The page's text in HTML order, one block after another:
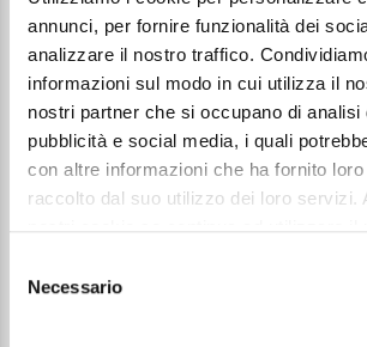
annunci, per fornire funzionalità dei
analizzare il nostro traffico.
informazioni sul modo in cui utilizza il
nostri partner che si occupano di analisi
pubblicità e social media, i quali
con altre informazioni che ha fornito
raccolto dal suo utilizzo dei loro servizi.
delNecessario
Profumi Ambiente
REFILL Profumatore per ambiente e
Muschio 500ml
Profumatore per ambiente ad alta
Questo aroma che trasmette la forza